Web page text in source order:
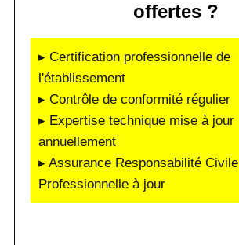
offertes ?
▸ Certification professionnelle de
l'établissement
▸ Contrôle de conformité régulier
▸ Expertise technique mise à jour
annuellement
▸ Assurance Responsabilité Civile
Professionnelle à jour